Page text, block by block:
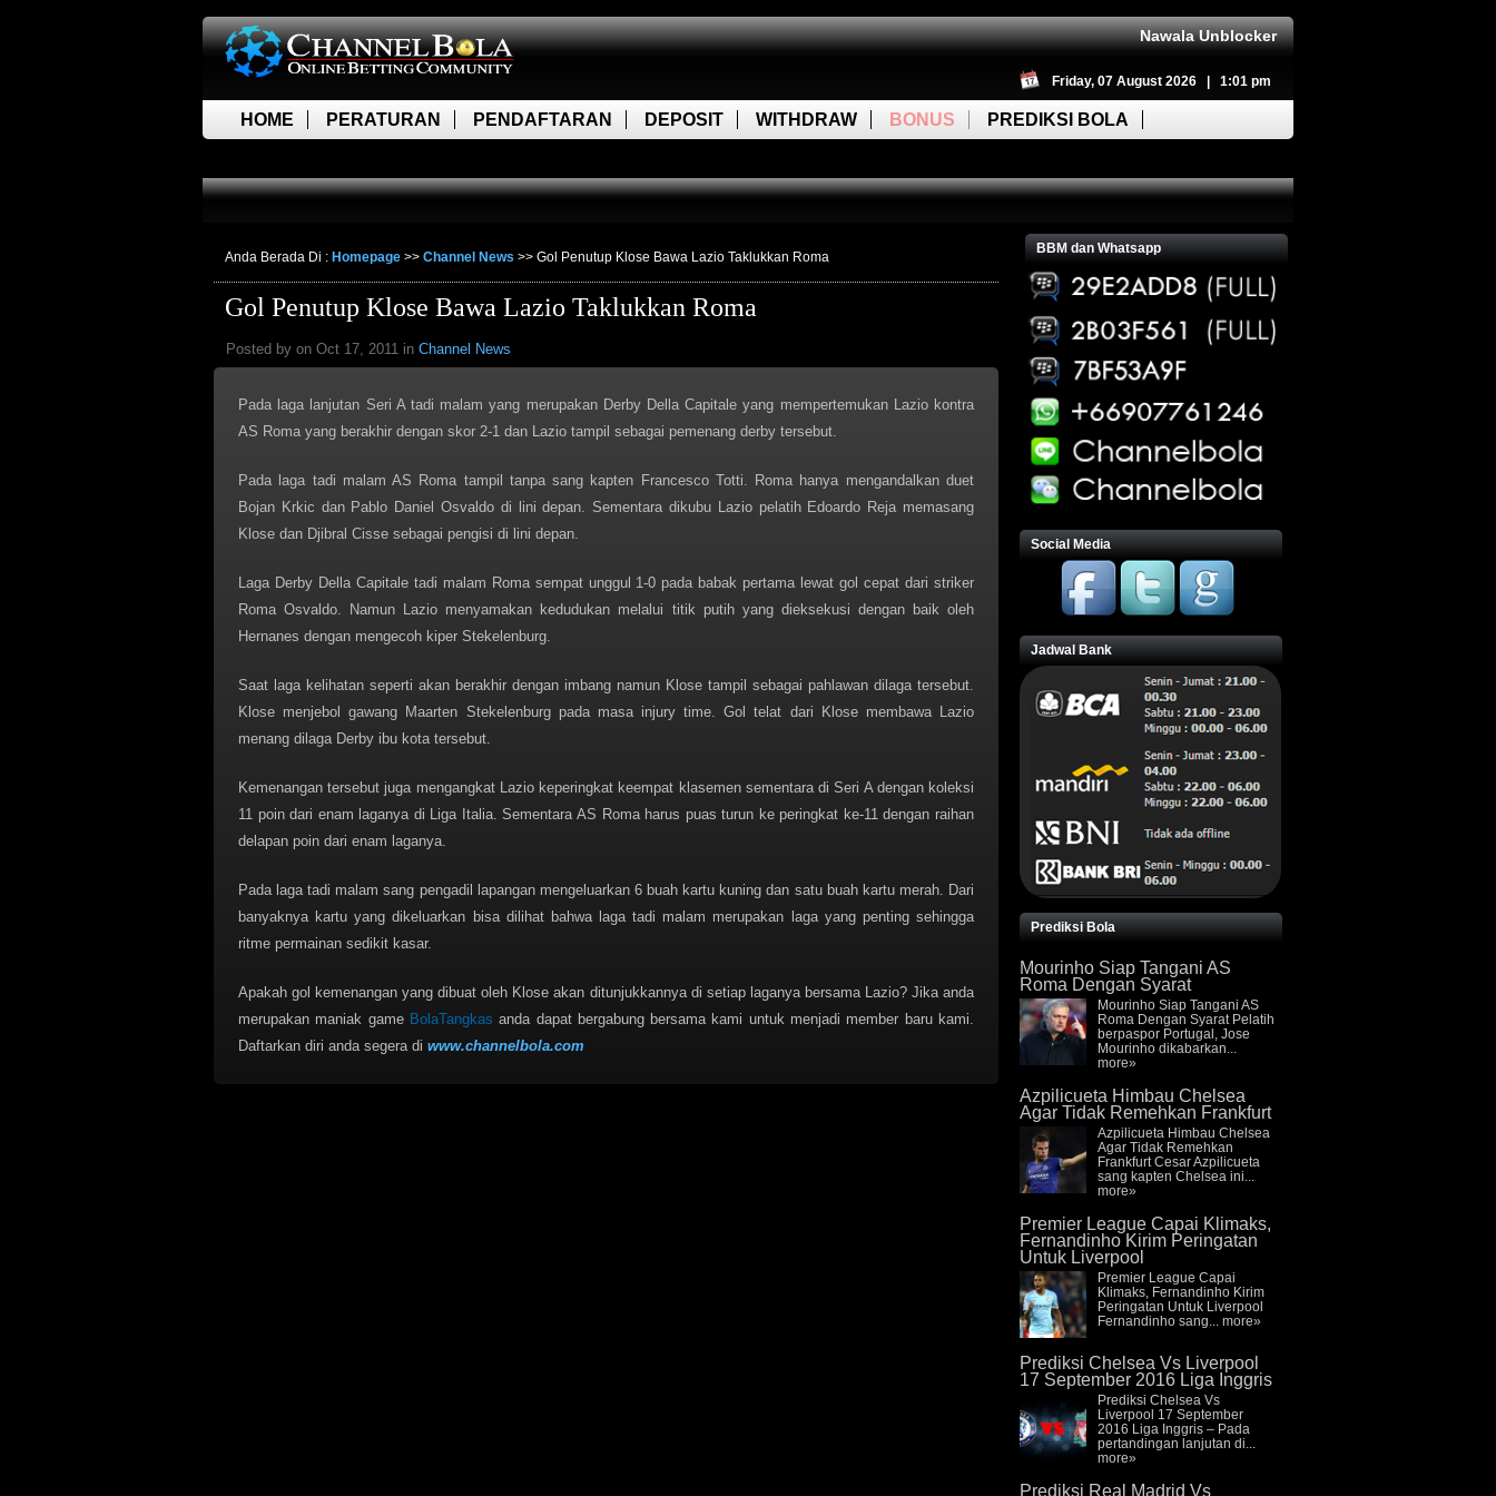
Nawala Unblocker
Friday, 07 August 2026 | 1:01 pm
HOME PERATURAN PENDAFTARAN DEPOSIT WITHDRAW BONUS PREDIKSI BOLA
Anda Berada Di : Homepage >> Channel News >> Gol Penutup Klose Bawa Lazio Taklukkan Roma
Gol Penutup Klose Bawa Lazio Taklukkan Roma
Posted by on Oct 17, 2011 in Channel News
Pada laga lanjutan Seri A tadi malam yang merupakan Derby Della Capitale yang mempertemukan Lazio kontra
AS Roma yang berakhir dengan skor 2-1 dan Lazio tampil sebagai pemenang derby tersebut.
Pada laga tadi malam AS Roma tampil tanpa sang kapten Francesco Totti. Roma hanya mengandalkan duet
Bojan Krkic dan Pablo Daniel Osvaldo di lini depan. Sementara dikubu Lazio pelatih Edoardo Reja memasang
Klose dan Djibral Cisse sebagai pengisi di lini depan.
Laga Derby Della Capitale tadi malam Roma sempat unggul 1-0 pada babak pertama lewat gol cepat dari striker
Roma Osvaldo. Namun Lazio menyamakan kedudukan melalui titik putih yang dieksekusi dengan baik oleh
Hernanes dengan mengecoh kiper Stekelenburg.
Saat laga kelihatan seperti akan berakhir dengan imbang namun Klose tampil sebagai pahlawan dilaga tersebut.
Klose menjebol gawang Maarten Stekelenburg pada masa injury time. Gol telat dari Klose membawa Lazio
menang dilaga Derby ibu kota tersebut.
Kemenangan tersebut juga mengangkat Lazio keperingkat keempat klasemen sementara di Seri A dengan koleksi
11 poin dari enam laganya di Liga Italia. Sementara AS Roma harus puas turun ke peringkat ke-11 dengan raihan
delapan poin dari enam laganya.
Pada laga tadi malam sang pengadil lapangan mengeluarkan 6 buah kartu kuning dan satu buah kartu merah. Dari
banyaknya kartu yang dikeluarkan bisa dilihat bahwa laga tadi malam merupakan laga yang penting sehingga
ritme permainan sedikit kasar.
Apakah gol kemenangan yang dibuat oleh Klose akan ditunjukkannya di setiap laganya bersama Lazio? Jika anda
merupakan maniak gameBolaTangkas anda dapat bergabung bersama kami untuk menjadi member baru kami.
Daftarkan diri anda segera di www.channelbola.com
BBM dan Whatsapp
Social Media
Jadwal Bank
Prediksi Bola
Mourinho Siap Tangani AS
Roma Dengan Syarat
Mourinho Siap Tangani AS
Roma Dengan Syarat Pelatih
berpaspor Portugal, Jose
Mourinho dikabarkan...
more»
Azpilicueta Himbau Chelsea
Agar Tidak Remehkan Frankfurt
Azpilicueta Himbau Chelsea
Agar Tidak Remehkan
Frankfurt Cesar Azpilicueta
sang kapten Chelsea ini...
more»
Premier League Capai Klimaks,
Fernandinho Kirim Peringatan
Untuk Liverpool
Premier League Capai
Klimaks, Fernandinho Kirim
Peringatan Untuk Liverpool
Fernandinho sang... more»
Prediksi Chelsea Vs Liverpool
17 September 2016 Liga Inggris
Prediksi Chelsea Vs
Liverpool 17 September
2016 Liga Inggris – Pada
pertandingan lanjutan di...
more»
Prediksi Real Madrid Vs